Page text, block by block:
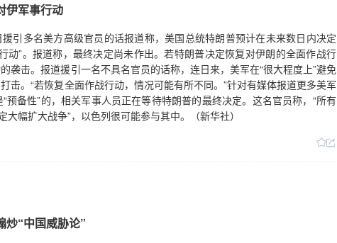
伊军事行动
引多名美方高级官员的话报道称，美国总统特朗普预计在未来数日内决定
动”。报道称，最终决定尚未作出。若特朗普决定恢复对伊朗的全面作战行
袭击。报道援引一名不具名官员的话称，连日来，美军在“很大程度上”避免
击。“若恢复全面作战行动，情况可能有所不同。”针对有媒体报道更多美军
备性”的，相关军事人员正在等待特朗普的最终决定。这名官员称，“所有
幅扩大战争”，以色列很可能参与其中。（新华社）
炒“中国威胁论”